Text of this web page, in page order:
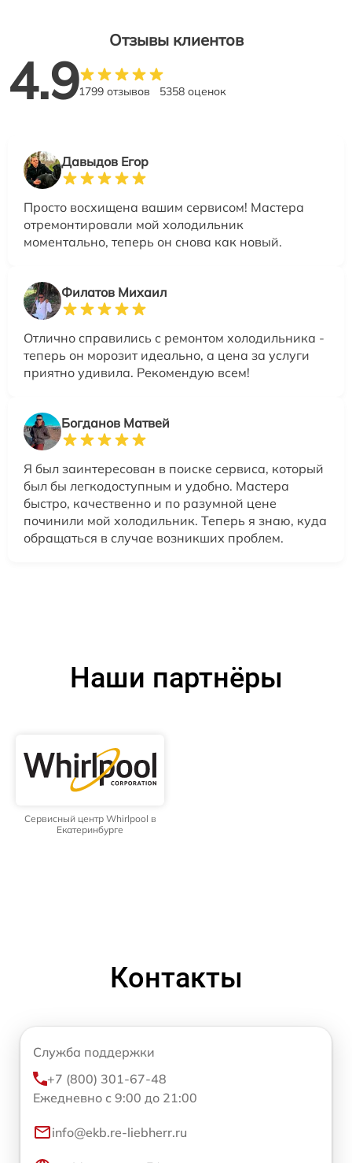
Отзывы клиентов
4.91799 отзывов 5358 оценок
Давыдов Егор
Просто восхищена вашим сервисом! Мастера
отремонтировали мой холодильник
моментально, теперь он снова как новый.
Филатов Михаил
Отлично справились с ремонтом холодильника -
теперь он морозит идеально, а цена за услуги
приятно удивила. Рекомендую всем!
Богданов Матвей
Я был заинтересован в поиске сервиса, который
был бы легкодоступным и удобно. Мастера
быстро, качественно и по разумной цене
починили мой холодильник. Теперь я знаю, куда
обращаться в случае возникших проблем.
Наши партнёры
Сервисный центр Whirlpool в
Екатеринбурге
Контакты
Служба поддержки
+7 (800) 301-67-48
Ежедневно с 9:00 до 21:00
info@ekb.re-liebherr.ru